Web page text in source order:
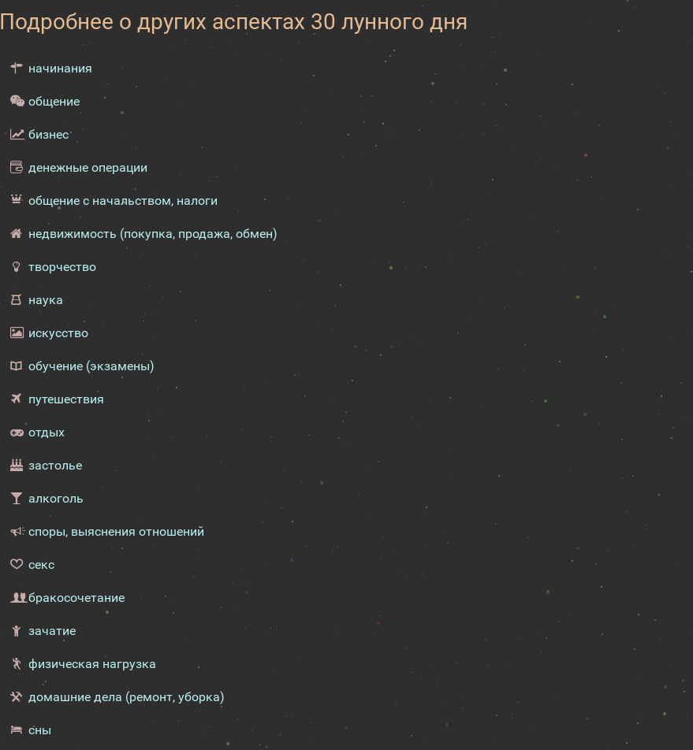
Подробнее о других аспектах 30 лунного дня
начинания
общение
бизнес
денежные операции
общение с начальством, налоги
недвижимость (покупка, продажа, обмен)
творчество
наука
искусство
обучение (экзамены)
путешествия
отдых
застолье
алкоголь
споры, выяснения отношений
секс
бракосочетание
зачатие
физическая нагрузка
домашние дела (ремонт, уборка)
сны